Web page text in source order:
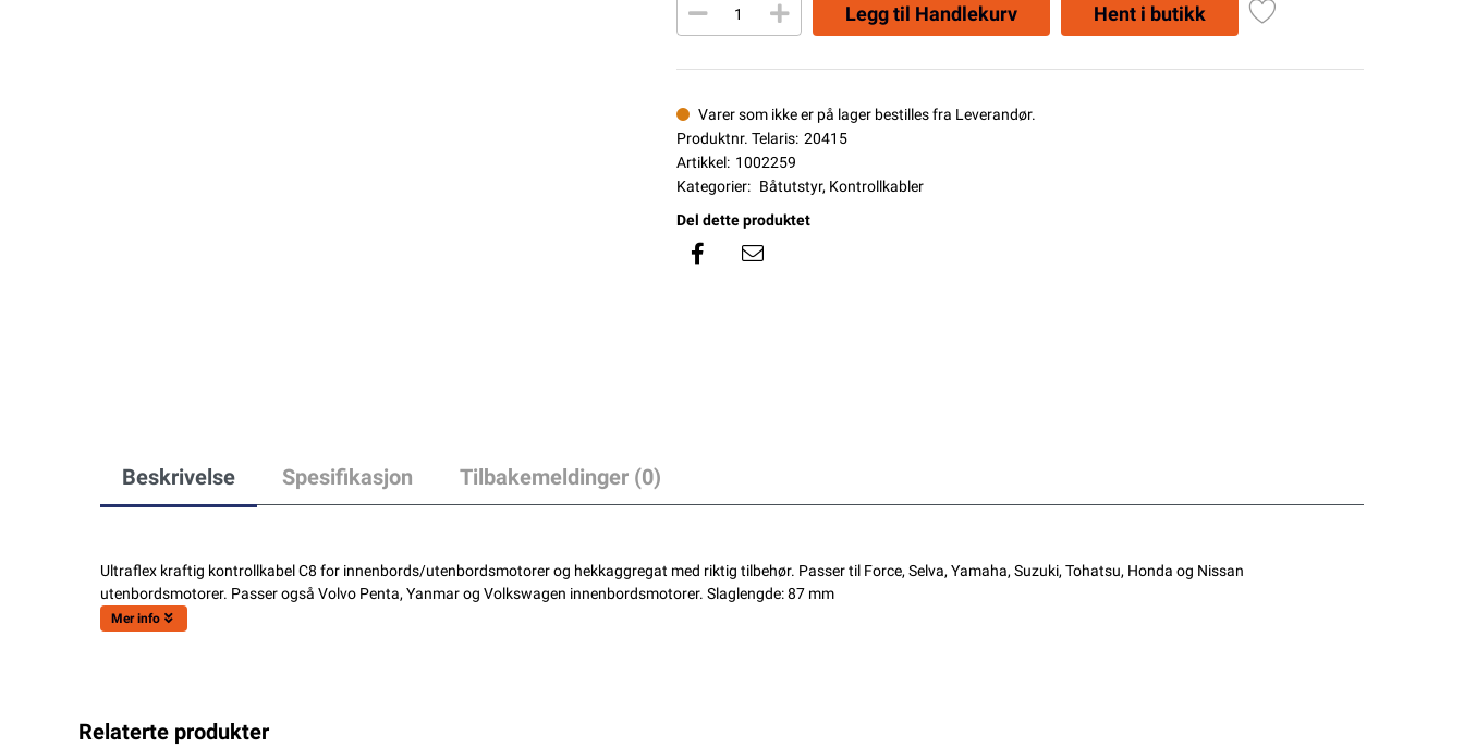
Legg til Handlekurv Hent i butikk
Varer som ikke er på lager bestilles fra Leverandør.
Produktnr. Telaris: 20415
Artikkel: 1002259
Kategorier: Båtutstyr, Kontrollkabler
Del dette produktet
Beskrivelse Spesifikasjon Tilbakemeldinger (0)
Ultraflex kraftig kontrollkabel C8 for innenbords/utenbordsmotorer og hekkaggregat med riktig tilbehør. Passer til Force, Selva, Yamaha, Suzuki, Tohatsu, Honda og Nissan
utenbordsmotorer. Passer også Volvo Penta, Yanmar og Volkswagen innenbordsmotorer. Slaglengde: 87 mm
Mer info
Relaterte produkter